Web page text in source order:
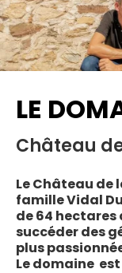
LE
Château
Le Château de
famille Vidal
de 64 hectares
succéder des
plus
Le domaine